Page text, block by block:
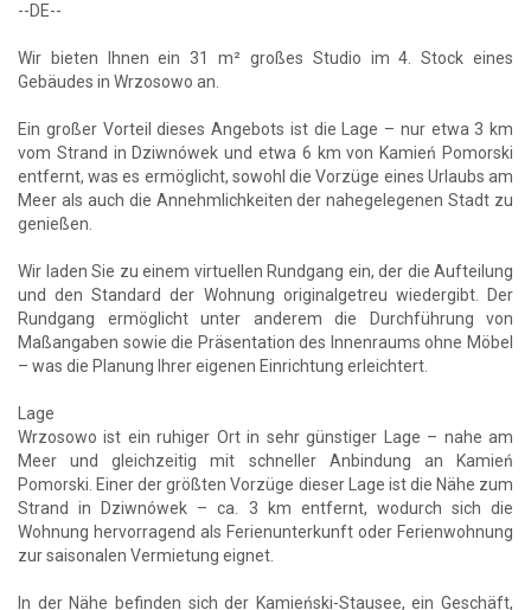
--DE--
Wir bieten Ihnen ein 31 m² großes Studio im 4. Stock eines
Gebäudes in Wrzosowo an.
Ein großer Vorteil dieses Angebots ist die Lage – nur etwa 3 km
vom Strand in Dziwnówek und etwa 6 km von Kamień Pomorski
entfernt, was es ermöglicht, sowohl die Vorzüge eines Urlaubs am
Meer als auch die Annehmlichkeiten der nahegelegenen Stadt zu
genießen.
Wir laden Sie zu einem virtuellen Rundgang ein, der die Aufteilung
und den Standard der Wohnung originalgetreu wiedergibt. Der
Rundgang ermöglicht unter anderem die Durchführung von
Maßangaben sowie die Präsentation des Innenraums ohne Möbel
– was die Planung Ihrer eigenen Einrichtung erleichtert.
Lage
Wrzosowo ist ein ruhiger Ort in sehr günstiger Lage – nahe am
Meer und gleichzeitig mit schneller Anbindung an Kamień
Pomorski. Einer der größten Vorzüge dieser Lage ist die Nähe zum
Strand in Dziwnówek – ca. 3 km entfernt, wodurch sich die
Wohnung hervorragend als Ferienunterkunft oder Ferienwohnung
zur saisonalen Vermietung eignet.
In der Nähe befinden sich der Kamieński-Stausee, ein Geschäft,